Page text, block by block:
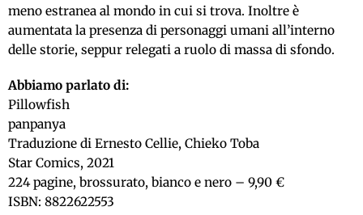
meno estranea al mondo in cui si trova. Inoltre è
aumentata la presenza di personaggi umani all’interno
delle storie, seppur relegati a ruolo di massa di sfondo.
Abbiamo parlato di:
Pillowfish
panpanya
Traduzione di Ernesto Cellie, Chieko Toba
Star Comics, 2021
224 pagine, brossurato, bianco e nero – 9,90 €
ISBN: 8822622553